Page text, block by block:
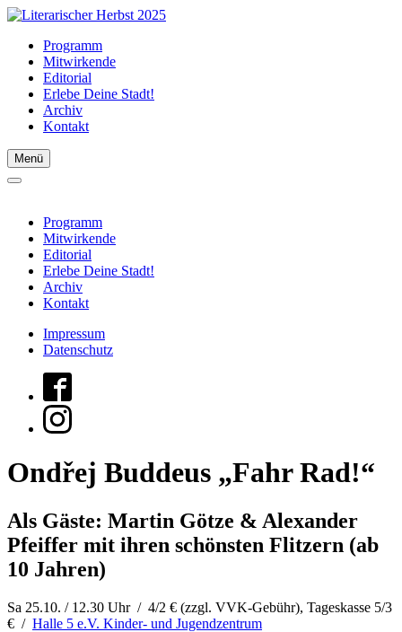
Programm
Mitwirkende
Editorial
Erlebe Deine Stadt!
Archiv
Kontakt
Menü
Programm
Mitwirkende
Editorial
Erlebe Deine Stadt!
Archiv
Kontakt
Impressum
Datenschutz
Ondřej Buddeus „Fahr Rad!“
Als Gäste: Martin Götze & Alexander
Pfeiffer mit ihren schönsten Flitzern (ab
10 Jahren)
Sa 25.10. / 12.30 Uhr/ 4/2 € (zzgl. VVK-Gebühr), Tageskasse 5/3
€ / Halle 5 e.V. Kinder- und Jugendzentrum